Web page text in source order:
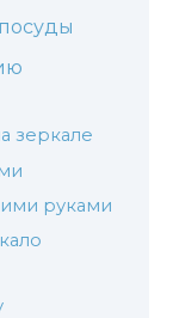
зеркале
руками